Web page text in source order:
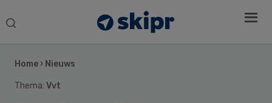
Search
Home › Nieuws
Thema: Vvt
Sidebar